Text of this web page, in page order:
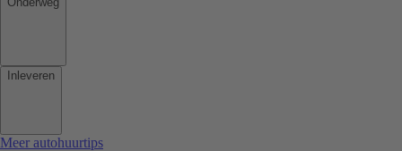
Inleveren
Meer autohuurtips